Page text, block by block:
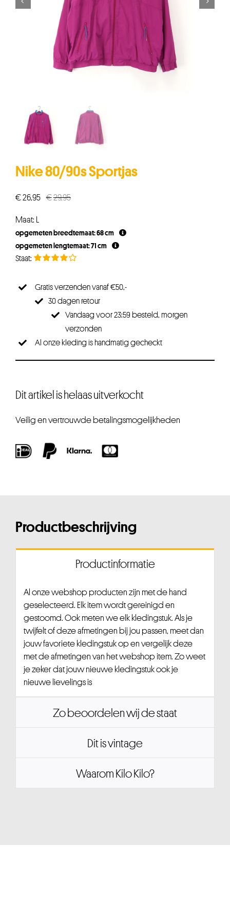
Nike 80/90s Sportjas
€29,95Oorspronkelijke
€29,95.
€26,95
Huidige
€26,95.
Maat: L
opgemeten breedtemaat: 68 cm
opgemeten lengtemaat: 71 cm
Gratis verzenden vanaf €50,-
30 dagen retour
Vandaag voor 23:59 besteld, morgen
verzonden
Al onze kleding is handmatig gecheckt
Dit artikel is helaas uitverkocht
Veilig en vertrouwde betalingsmogelijkheden
Productbeschrijving
Productinformatie
Al onze webshop producten zijn met de hand
geselecteerd. Elk item wordt gereinigd en
gestoomd. Ook meten we elk kledingstuk. Als je
twijfelt of deze afmetingen bij jou passen, meet dan
jouw favoriete kledingstuk op en vergelijk deze
met de afmetingen van het webshop item. Zo weet
je zeker dat jouw nieuwe kledingstuk ook je
nieuwe lievelings is
Zo beoordelen wij de staat
Dit is vintage
Waarom Kilo Kilo?